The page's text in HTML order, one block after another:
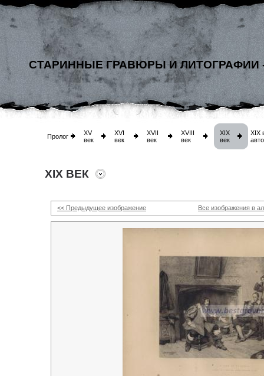
СТАРИННЫЕ ГРАВЮРЫ И ЛИТОГРАФИИ
Пролог
XV
век
XVI
век
XVII
век
XVIII
век
XIX
век
XIX
XIX ВЕК
<< Предыдущее изображение Все изображения в